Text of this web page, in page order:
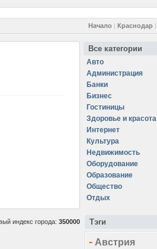
Начало | Краснодар |
индекс города: 350000
Все категории
Авто
Администрация
Банки
Бизнес
Гостиницы
Здоровье и красота
Интернет
Культура
Недвижимость
Оборудование
Образование
Общество
Отдых
Тэги
- Австрия